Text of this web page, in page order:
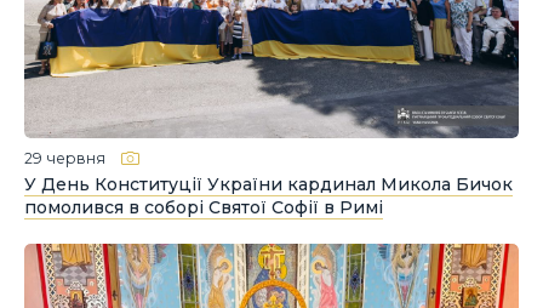
29 червня
У День Конституції України кардинал Микола Бичок
помолився в соборі Святої Софії в Римі